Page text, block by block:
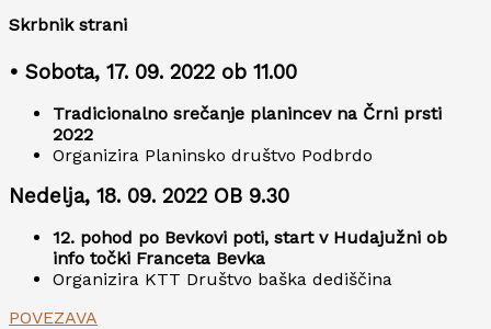
Skrbnik strani
• Sobota, 17. 09. 2022 ob 11.00
Tradicionalno srečanje planincev na Črni prsti
2022
Organizira Planinsko društvo Podbrdo
Nedelja, 18. 09. 2022 OB 9.30
12. pohod po Bevkovi poti, start v Hudajužni ob
info točki Franceta Bevka
Organizira KTT Društvo baška dediščina
POVEZAVA